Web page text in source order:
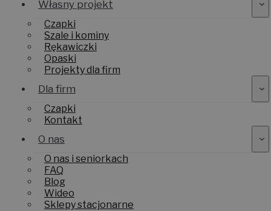
Własny projekt
Czapki
Szale i kominy
Rękawiczki
Opaski
Projekty dla firm
Dla firm
Czapki
Kontakt
O nas
O nas i seniorkach
FAQ
Blog
Wideo
Sklepy stacjonarne